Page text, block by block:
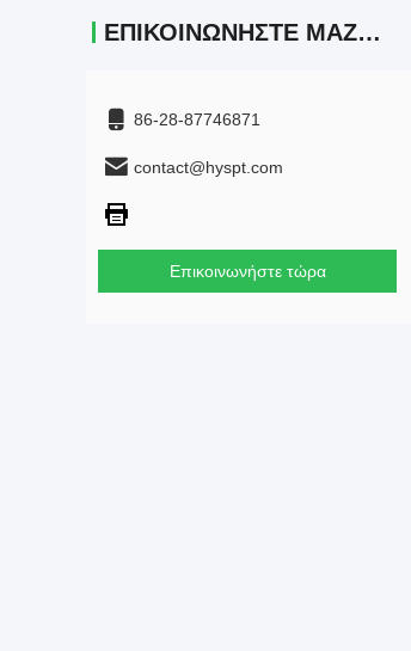
ΕΠΙΚΟΙΝΩΝΉΣΤΕ ΜΑΖΊ ΜΑΣ
86-28-87746871
contact@hyspt.com
Επικοινωνήστε τώρα